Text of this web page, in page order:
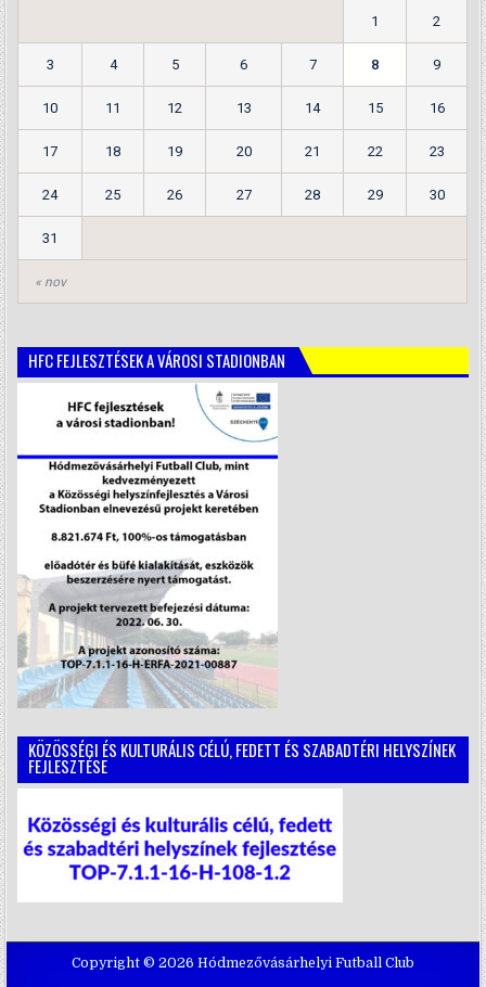
« nov
1 2
3 4 5 6 7 8 9
10 11 12 13 14 15 16
17 18 19 20 21 22 23
24 25 26 27 28 29 30
31
HFC FEJLESZTÉSEK A VÁROSI STADIONBAN
KÖZÖSSÉGI ÉS KULTURÁLIS CÉLÚ, FEDETT ÉS SZABADTÉRI HELYSZÍNEK
FEJLESZTÉSE
Copyright © 2026 Hódmezővásárhelyi Futball Club